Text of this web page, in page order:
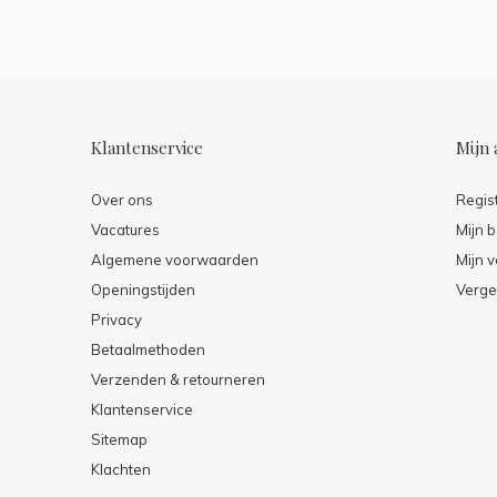
Klantenservice
Over ons
Vacatures
Algemene voorwaarden
Openingstijden
Privacy
Betaalmethoden
Verzenden & retourneren
Klantenservice
Sitemap
Klachten
Mijn
Mijn
Mijn